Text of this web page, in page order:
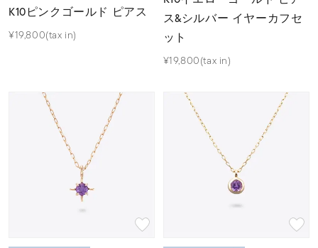
K10ピンクゴールド ピアス
¥19,800(tax in)
ス&シルバー イヤーカフセ
ット
¥19,800(tax in)